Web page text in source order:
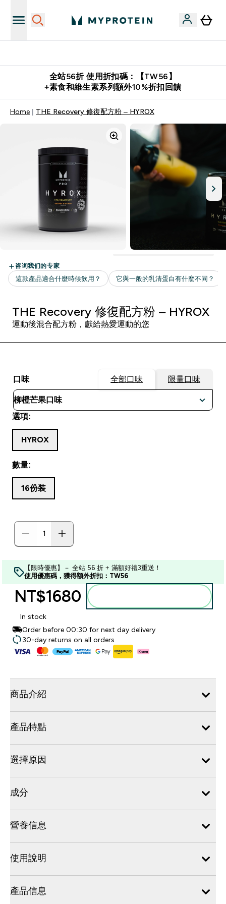
全站56折 使用折扣碼：【TW56】
+素食和維生素系列額外10%折扣回饋
Home THE Recovery 修復配方粉 – HYROX
THE Recovery 修復配方粉 – HYROX
運動後混合配方粉，獻給熱愛運動的您
口味 全部口味 限量口味
數量:
16份装
選項:
HYROX
【限時優惠】－ 全站 56 折 + 滿額好禮3重送！
使用優惠碼，獲得額外折扣：TW56
NT$1680‎
In stock
Order before 00:30 for next day delivery
30-day returns on all orders
商品介紹
產品特點
選擇原因
成分
營養信息
使用說明
產品信息